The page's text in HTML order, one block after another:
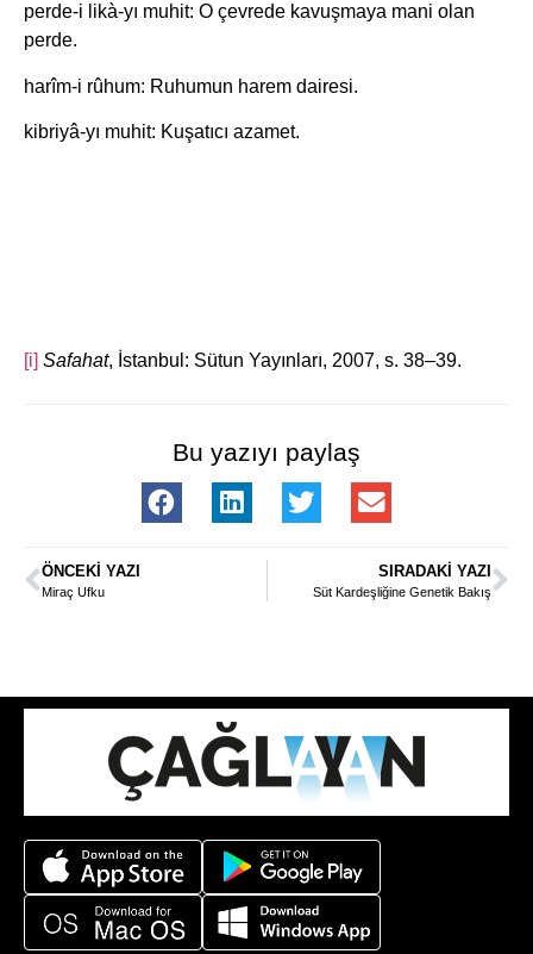
perde-i likà-yı muhit: O çevrede kavuşmaya mani olan
perde.
harîm-i rûhum: Ruhumun harem dairesi.
kibriyâ-yı muhit: Kuşatıcı azamet.
[i] Safahat, İstanbul: Sütun Yayınları, 2007, s. 38–39.
Bu yazıyı paylaş
ÖNCEKI YAZI
Miraç Ufku
SIRADAKI YAZI
Süt Kardeşliğine Genetik Bakış